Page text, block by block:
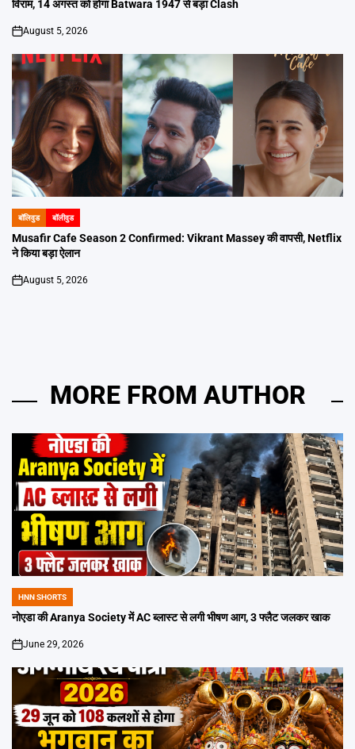
विराम, 14 अगस्त को होगा Batwara 1947 से बड़ा Clash
on
August 5, 2026
POSTED
IN
बॉलिवुड बॉलीवुड
Musafir Cafe Season 2 Confirmed: Vikrant Massey की वापसी, Netflix
ने किया बड़ा ऐलान
on
August 5, 2026
MORE FROM AUTHOR
POSTED
IN
HNN SHORTS
नोएडा की Aranya Society में AC ब्लास्ट से लगी भीषण आग, 3 फ्लैट जलकर खाक
on
June 29, 2026